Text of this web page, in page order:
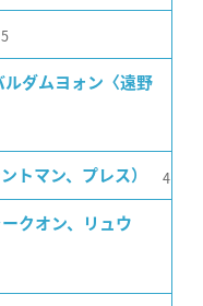
5
ルダムヨォン〈遠野
トマン、プレス） 4
クオン、リュウ